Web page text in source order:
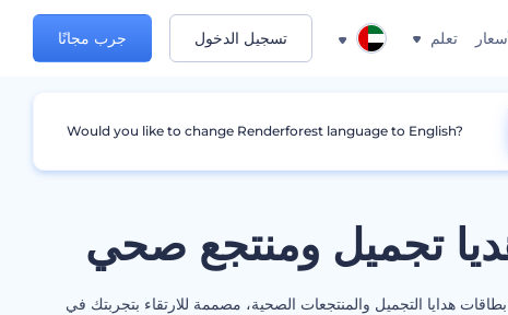
تعلم تسجيل الدخول جرب مجانًا
تجميل ومنتجع صحي
هدايا التجميل والمنتجعات الصحية، مصممة للارتقاء بتجربتك في
Would you like to change Renderforest language to English?